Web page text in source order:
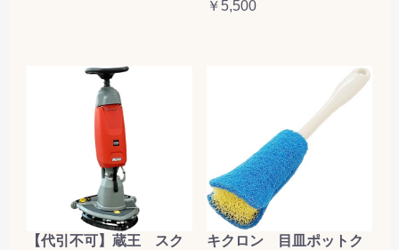
￥5,500
【代引不可】蔵王 スク
キクロン 目皿ポットク